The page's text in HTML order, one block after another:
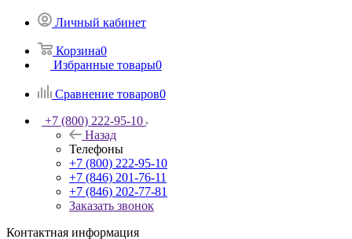
Личный кабинет
Корзина0
Избранные товары0
Сравнение товаров0
+7 (800) 222-95-10
Назад
Телефоны
+7 (800) 222-95-10
+7 (846) 201-76-11
+7 (846) 202-77-81
Заказать звонок
Контактная информация